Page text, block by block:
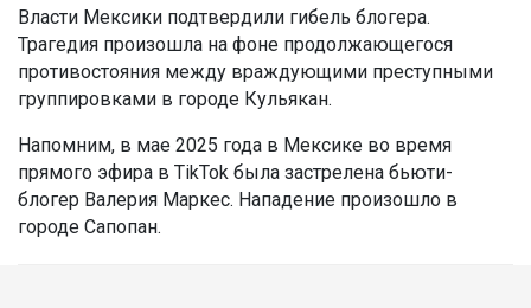
Власти Мексики подтвердили гибель блогера.
Трагедия произошла на фоне продолжающегося
противостояния между враждующими преступными
группировками в городе Кульякан.
Напомним, в мае 2025 года в Мексике во время
прямого эфира в TikTok была застрелена бьюти-
блогер Валерия Маркес. Нападение произошло в
городе Сапопан.